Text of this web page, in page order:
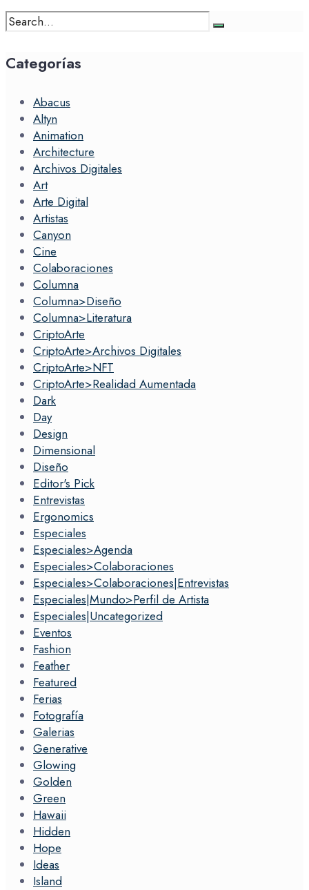
Search
for:
Categorías
Abacus
Altyn
Animation
Architecture
Archivos Digitales
Art
Arte Digital
Artistas
Canyon
Cine
Colaboraciones
Columna
Columna>Diseño
Columna>Literatura
CriptoArte
CriptoArte>Archivos Digitales
CriptoArte>NFT
CriptoArte>Realidad Aumentada
Dark
Day
Design
Dimensional
Diseño
Editor's Pick
Entrevistas
Ergonomics
Especiales
Especiales>Agenda
Especiales>Colaboraciones
Especiales>Colaboraciones|Entrevistas
Especiales|Mundo>Perfil de Artista
Especiales|Uncategorized
Eventos
Fashion
Feather
Featured
Ferias
Fotografía
Galerias
Generative
Glowing
Golden
Green
Hawaii
Hidden
Hope
Ideas
Island